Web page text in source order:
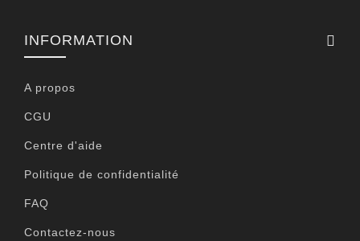
INFORMATION
A propos
CGU
Centre d'aide
Politique de confidentialité
FAQ
Contactez-nous